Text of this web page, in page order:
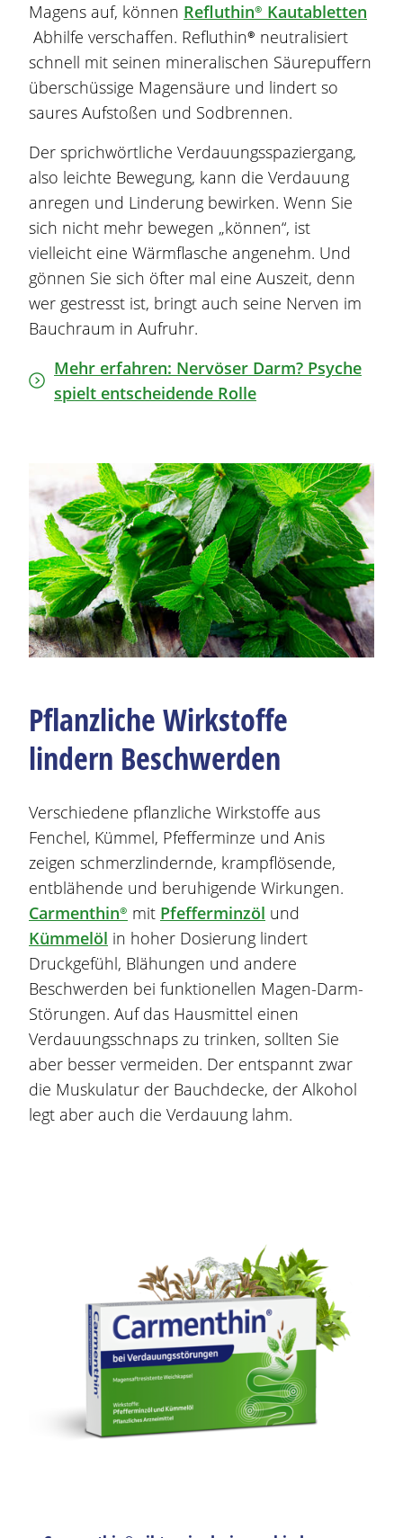
Magens auf, können Refluthin® Kautabletten
Abhilfe verschaffen. Refluthin® neutralisiert
schnell mit seinen mineralischen Säurepuffern
überschüssige Magensäure und lindert so
saures Aufstoßen und Sodbrennen.
Der sprichwörtliche Verdauungsspaziergang,
also leichte Bewegung, kann die Verdauung
anregen und Linderung bewirken. Wenn Sie
sich nicht mehr bewegen „können“, ist
vielleicht eine Wärmflasche angenehm. Und
gönnen Sie sich öfter mal eine Auszeit, denn
wer gestresst ist, bringt auch seine Nerven im
Bauchraum in Aufruhr.
Mehr erfahren: Nervöser Darm? Psyche
spielt entscheidende Rolle
PflanzlicheWirkstoffe
lindern Beschwerden
Verschiedene pflanzliche Wirkstoffe aus
Fenchel, Kümmel, Pfefferminze und Anis
zeigen schmerzlindernde, krampflösende,
entblähende und beruhigende Wirkungen.
Carmenthin® mit Pfefferminzöl und
Kümmelöl in hoher Dosierung lindert
Druckgefühl, Blähungen und andere
Beschwerden bei funktionellen Magen-Darm-
Störungen. Auf das Hausmittel einen
Verdauungsschnaps zu trinken, sollten Sie
aber besser vermeiden. Der entspannt zwar
die Muskulatur der Bauchdecke, der Alkohol
legt aber auch die Verdauung lahm.